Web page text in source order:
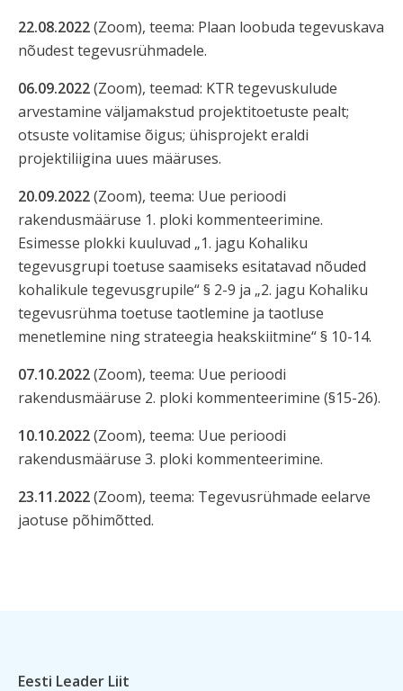
22.08.2022(Zoom), teema: Plaan loobuda tegevuskava
nõudest tegevusrühmadele.
06.09.2022(Zoom), teemad: KTR tegevuskulude
arvestamine väljamakstud projektitoetuste pealt;
otsuste volitamise õigus; ühisprojekt eraldi
projektiliigina uues määruses.
20.09.2022(Zoom), teema: Uue perioodi
rakendusmääruse 1. ploki kommenteerimine.
Esimesse plokki kuuluvad „1. jagu Kohaliku
tegevusgrupi toetuse saamiseks esitatavad nõuded
kohalikule tegevusgrupile“ § 2-9 ja „2. jagu Kohaliku
tegevusrühma toetuse taotlemine ja taotluse
menetlemine ning strateegia heakskiitmine“ § 10-14.
07.10.2022(Zoom), teema: Uue perioodi
rakendusmääruse 2. ploki kommenteerimine (§15-26).
10.10.2022(Zoom), teema: Uue perioodi
rakendusmääruse 3. ploki kommenteerimine.
23.11.2022(Zoom), teema: Tegevusrühmade eelarve
jaotuse põhimõtted.
Eesti Leader Liit